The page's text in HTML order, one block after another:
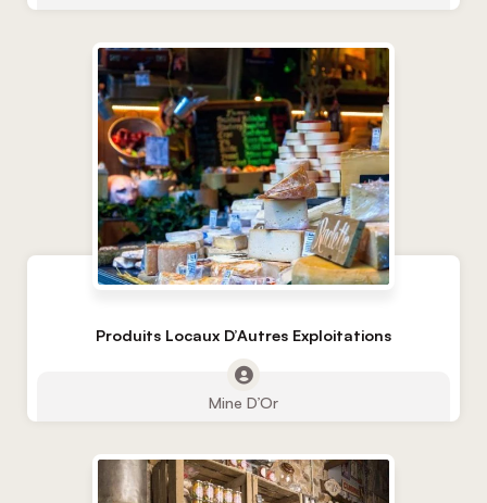
Produits Locaux D’Autres Exploitations
Mine D’Or